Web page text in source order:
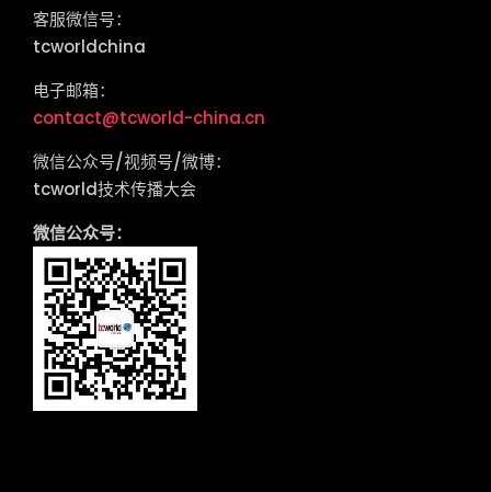
客服微信号：
tcworldchina
电子邮箱：
contact@tcworld-china.cn
微信公众号/视频号/微博：
tcworld技术传播大会
微信公众号：